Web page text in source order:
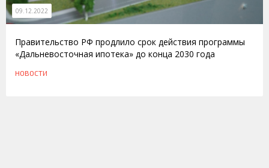
09.12.2022
Правительство РФ продлило срок действия программы
«Дальневосточная ипотека» до конца 2030 года
НОВОСТИ